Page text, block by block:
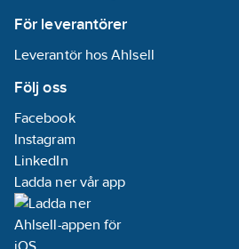
För leverantörer
Leverantör hos Ahlsell
Följ oss
Facebook
Instagram
LinkedIn
Ladda ner vår app